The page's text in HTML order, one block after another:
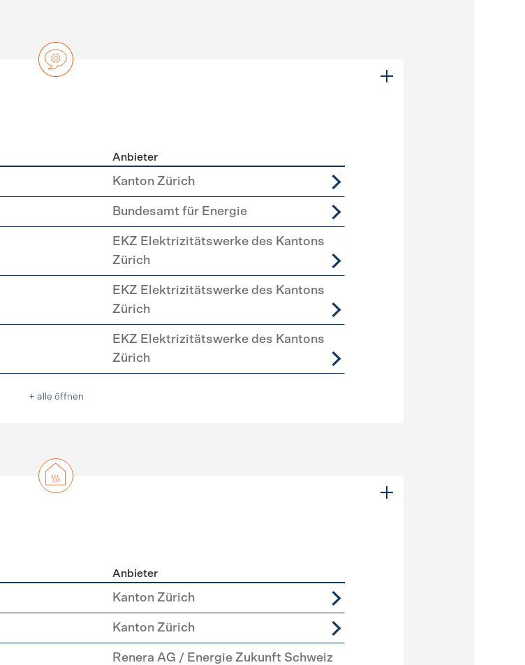
Anbieter
Kanton Zürich
Bundesamt für Energie
EKZ Elektrizitätswerke des Kantons
Zürich
EKZ Elektrizitätswerke des Kantons
Zürich
EKZ Elektrizitätswerke des Kantons
Zürich
+ alle öffnen
Anbieter
Kanton Zürich
Kanton Zürich
Renera AG / Energie Zukunft Schweiz